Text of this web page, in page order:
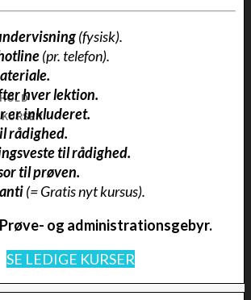
(fysisk).
(pr. telefon).
hver lektion.
er inkluderet.
rådighed.
til rådighed.
til prøven.
(= Gratis nyt kursus).
Prøve- og administrationsgebyr.
SE LEDIGE KURSER